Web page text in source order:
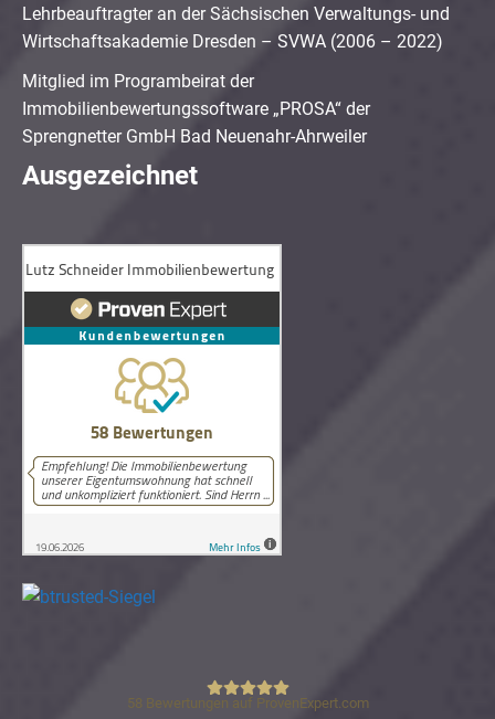
Lehrbeauftragter an der Sächsischen Verwaltungs- und
Wirtschaftsakademie Dresden – SVWA (2006 – 2022)
Mitglied im Programbeirat der
Immobilienbewertungssoftware „PROSA“ der
Sprengnetter GmbH Bad Neuenahr-Ahrweiler
Ausgezeichnet
58 Bewertungen auf ProvenExpert.com